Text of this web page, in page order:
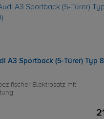
A3 Sportback (5-Türer) Typ
Elektrosatz mit